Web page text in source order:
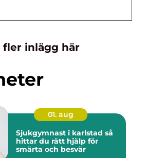
fler inlägg här
01. aug
Sjukgymnast i karlstad så
hittar du rätt hjälp för
smärta och besvär